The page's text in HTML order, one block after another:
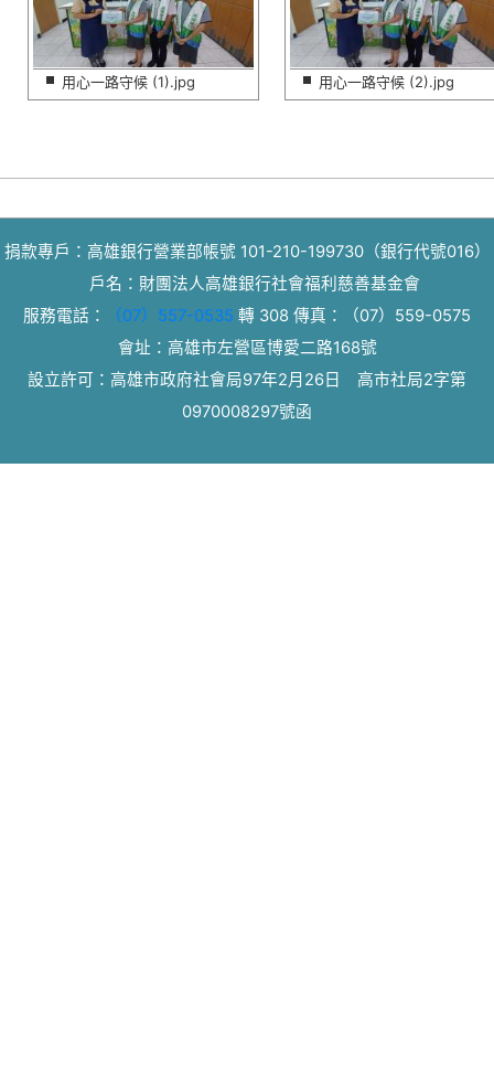
用心一路守候 (1).jpg 用心一路守候 (2).jpg
捐款專戶：高雄銀行營業部帳號 101-210-199730（銀行代號016）
戶名：財團法人高雄銀行社會福利慈善基金會
服務電話：
（07）557-0535 轉 308 傳真：
（07）559-0575
會址：高雄市左營區博愛二路168號
設立許可：高雄市政府社會局97年2月26日 高市社局2字第
0970008297號函